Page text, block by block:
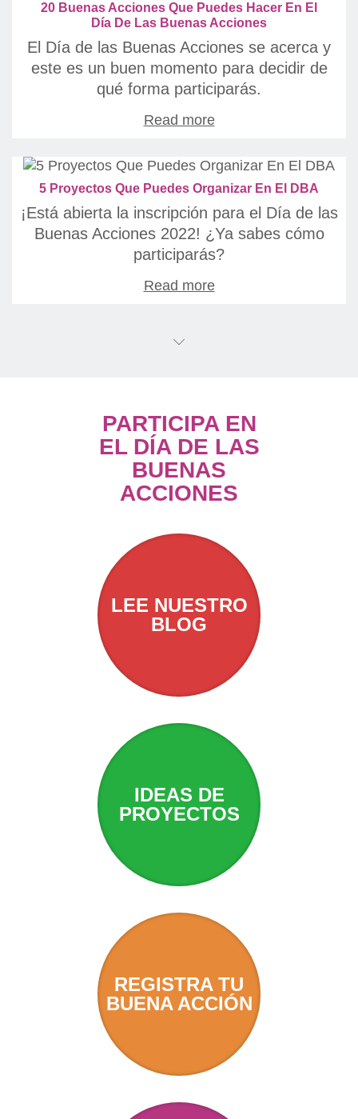
20 Buenas Acciones Que Puedes Hacer En El
Día De Las Buenas Acciones
El Día de las Buenas Acciones se acerca y
este es un buen momento para decidir de
qué forma participarás.
Read more
5 Proyectos Que Puedes Organizar En El DBA
¡Está abierta la inscripción para el Día de las
Buenas Acciones 2022! ¿Ya sabes cómo
participarás?
Read more
PARTICIPA EN
EL DÍA DE LAS
BUENAS
ACCIONES
LEE NUESTRO
BLOG
IDEAS DE
PROYECTOS
REGISTRA TU
BUENA ACCIÓN